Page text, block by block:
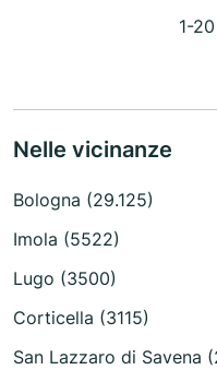
1-
Nelle vicinanze
Bologna (29.125)
Imola (5522)
Lugo (3500)
Corticella (3115)
San Lazzaro di Savena